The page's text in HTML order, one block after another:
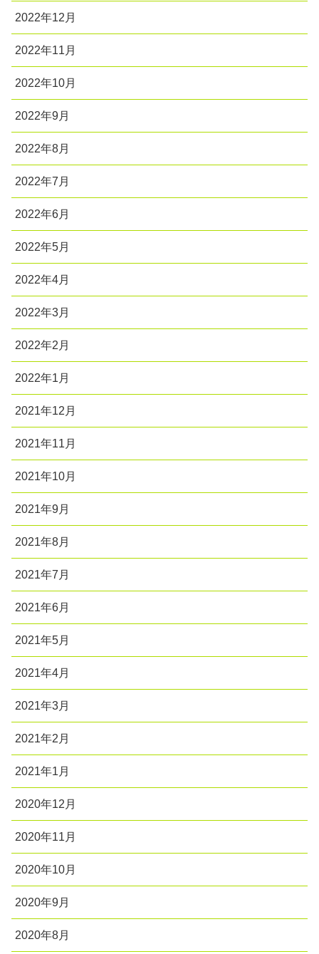
2022年12月
2022年11月
2022年10月
2022年9月
2022年8月
2022年7月
2022年6月
2022年5月
2022年4月
2022年3月
2022年2月
2022年1月
2021年12月
2021年11月
2021年10月
2021年9月
2021年8月
2021年7月
2021年6月
2021年5月
2021年4月
2021年3月
2021年2月
2021年1月
2020年12月
2020年11月
2020年10月
2020年9月
2020年8月